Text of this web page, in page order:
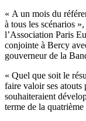
« A un mois du
à tous les scénarios
l’Association Paris
conjointe à Bercy
gouverneur de la
« Quel que soit le
faire valoir ses atouts
souhaiteraient
terme de la